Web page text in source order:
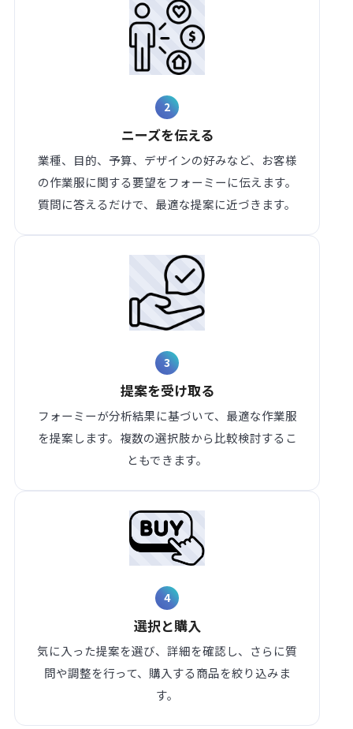
2
ニーズを伝える
業種、目的、予算、デザインの好みなど、お客様
の作業服に関する要望をフォーミーに伝えます。
質問に答えるだけで、最適な提案に近づきます。
3
提案を受け取る
フォーミーが分析結果に基づいて、最適な作業服
を提案します。複数の選択肢から比較検討するこ
ともできます。
4
選択と購入
気に入った提案を選び、詳細を確認し、さらに質
問や調整を行って、購入する商品を絞り込みま
す。